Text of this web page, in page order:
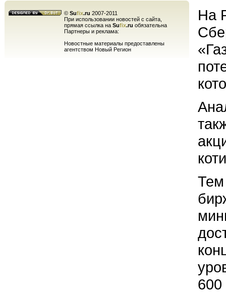
© Sufix.ru 2007-2011
При использовании новостей с сайта,
прямая ссылка на Sufix.ru обязательна
Партнеры и реклама:
Новостные материалы предоставлены
агентством Новый Регион
На
Тем
600